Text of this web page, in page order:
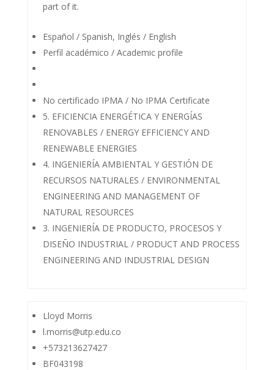
part of it.
Español / Spanish, Inglés / English
Perfil académico / Academic profile
No certificado IPMA / No IPMA Certificate
5. EFICIENCIA ENERGÉTICA Y ENERGÍAS
RENOVABLES / ENERGY EFFICIENCY AND
RENEWABLE ENERGIES
4. INGENIERÍA AMBIENTAL Y GESTIÓN DE
RECURSOS NATURALES / ENVIRONMENTAL
ENGINEERING AND MANAGEMENT OF
NATURAL RESOURCES
3. INGENIERÍA DE PRODUCTO, PROCESOS Y
DISEÑO INDUSTRIAL / PRODUCT AND PROCESS
ENGINEERING AND INDUSTRIAL DESIGN
Lloyd Morris
l.morris@utp.edu.co
+573213627427
BF043198